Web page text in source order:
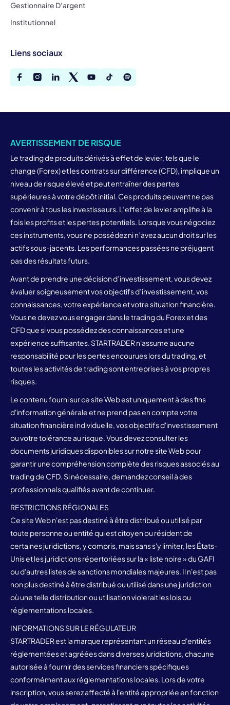
Gestionnaire D'argent
Institutionnel
Liens sociaux
AVERTISSEMENT DE RISQUE
Le trading de produits dérivés à effet de levier, tels que le
change (Forex) et les contrats sur différence (CFD), implique un
niveau de risque élevé et peut entraîner des pertes
supérieures à votre dépôt initial. Ces produits peuvent ne pas
convenir à tous les investisseurs. L’effet de levier amplifie à la
fois les profits et les pertes potentiels. Lorsque vous négociez
ces instruments, vous ne possédez ni n’avez aucun droit sur les
actifs sous-jacents. Les performances passées ne préjugent
pas des résultats futurs.
Avant de prendre une décision d’investissement, vous devez
évaluer soigneusement vos objectifs d’investissement, vos
connaissances, votre expérience et votre situation financière.
Vous ne devez vous engager dans le trading du Forex et des
CFD que si vous possédez des connaissances et une
expérience suffisantes. STARTRADER n'assume aucune
responsabilité pour les pertes encourues lors du trading, et
toutes les activités de trading sont entreprises à vos propres
risques.
Le contenu fourni sur ce site Web est uniquement à des fins
d'information générale et ne prend pas en compte votre
situation financière individuelle, vos objectifs d'investissement
ou votre tolérance au risque. Vous devez consulter les
documents juridiques disponibles sur notre site Web pour
garantir une compréhension complète des risques associés au
trading de CFD. Si nécessaire, demandez conseil à des
professionnels qualifiés avant de continuer.
RESTRICTIONS RÉGIONALES
Ce site Web n'est pas destiné à être distribué ou utilisé par
toute personne ou entité qui est citoyen ou résident de
certaines juridictions, y compris, mais sans s'y limiter, les États-
Unis et les juridictions répertoriées sur la « liste noire » du GAFI
ou d'autres listes de sanctions mondiales majeures. Il n'est pas
non plus destiné à être distribué ou utilisé dans une juridiction
où une telle distribution ou utilisation violerait les lois ou
réglementations locales.
INFORMATIONS SUR LE RÉGULATEUR
STARTRADER est la marque représentant un réseau d'entités
réglementées et agréées dans diverses juridictions, chacune
autorisée à fournir des services financiers spécifiques
conformément aux réglementations locales. Lors de votre
inscription, vous serez affecté à l'entité appropriée en fonction